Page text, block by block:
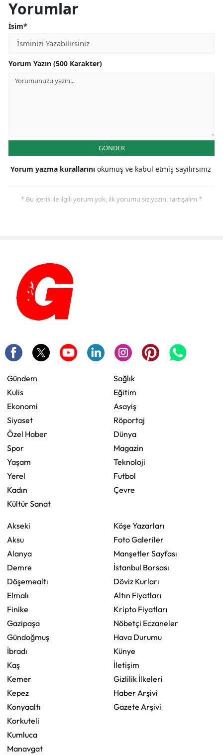
Yorumlar
İsim*
Yorum Yazın (500 Karakter)
GÖNDER
Yorum yazma kurallarını okumuş ve kabul etmiş sayılırsınız
* Bu içerik ile ilgili yorum yok, ilk yorumu siz yazın, tartışalım *
Gündem
Kulis
Ekonomi
Siyaset
Özel Haber
Spor
Yaşam
Yerel
Kadın
Kültür Sanat
Sağlık
Eğitim
Asayiş
Röportaj
Dünya
Magazin
Teknoloji
Futbol
Çevre
Akseki
Aksu
Alanya
Demre
Döşemealtı
Elmalı
Finike
Gazipaşa
Gündoğmuş
İbradı
Kaş
Kemer
Kepez
Konyaaltı
Korkuteli
Kumluca
Manavgat
Köşe Yazarları
Foto Galeriler
Manşetler Sayfası
İstanbul Borsası
Döviz Kurları
Altın Fiyatları
Kripto Fiyatları
Nöbetçi Eczaneler
Hava Durumu
Künye
İletişim
Gizlilik İlkeleri
Haber Arşivi
Gazete Arşivi